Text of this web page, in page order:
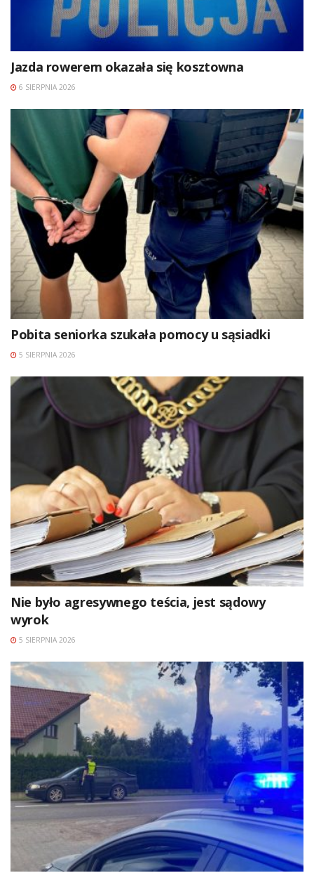
Jazda rowerem okazała się kosztowna
6 SIERPNIA 2026
Pobita seniorka szukała pomocy u sąsiadki
5 SIERPNIA 2026
Nie było agresywnego teścia, jest sądowy
wyrok
5 SIERPNIA 2026